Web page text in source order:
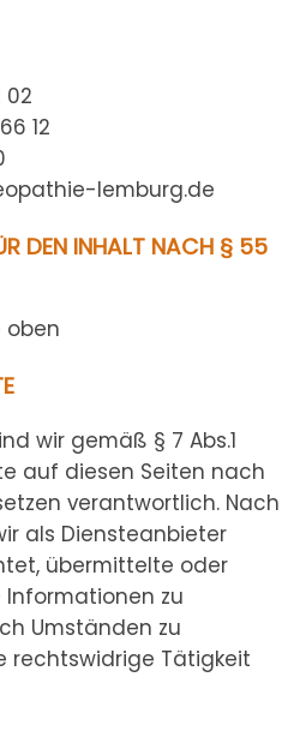
02
12
lemburg.de
DEN INHALT NACH § 55
oben
wir gemäß § 7 Abs.1
auf diesen Seiten nach
verantwortlich. Nach
als Diensteanbieter
übermittelte oder
zu
Umständen zu
rechtswidrige Tätigkeit